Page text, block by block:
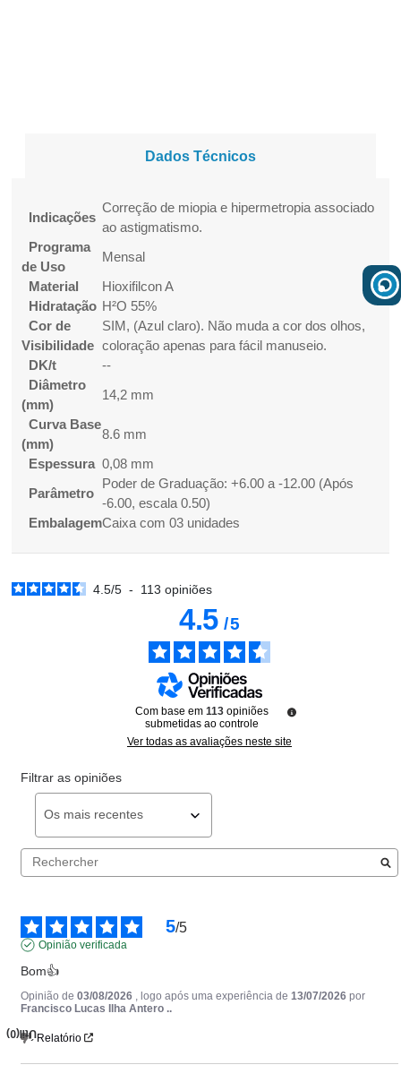
Dados Técnicos
Indicações
Correção de miopia e hipermetropia associado
ao astigmatismo.
Programa
de Uso
Mensal
Material
Hioxifilcon A
Hidratação H²O 55%
Cor de
Visibilidade
SIM, (Azul claro). Não muda a cor dos olhos,
coloração apenas para fácil manuseio.
DK/t
--
Diâmetro
(mm)
14,2 mm
Curva Base
(mm)
8.6 mm
Espessura 0,08 mm
Parâmetro
Poder de Graduação: +6.00 a -12.00 (Após
-6.00, escala 0.50)
EmbalagemCaixa com 03 unidades
4.5/5 - 113opiniões
4.5/5
Com base em 113 opiniões
submetidas ao controle
Ver todas as avaliações neste site
Filtrar as opiniões
5/5
Opinião verificada
Bom👍
Opinião de03/08/2026 , logo após uma experiência de 13/07/2026 por
Francisco Lucas Ilha Antero ..
Útil
(0) Relatório